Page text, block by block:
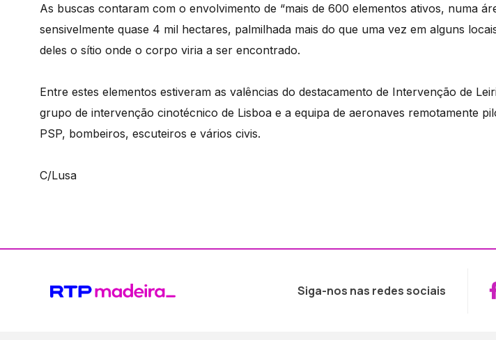
As buscas contaram com o envolvimento de “mais de 600 elementos ativos, numa
sensivelmente quase 4 mil hectares, palmilhada mais do que uma vez em alguns
deles o sítio onde o corpo viria a ser encontrado.
Entre estes elementos estiveram as valências do destacamento de Intervenção de
grupo de intervenção cinotécnico de Lisboa e a equipa de aeronaves remotamente
PSP, bombeiros, escuteiros e vários civis.
C/Lusa
Siga-nos nas redes sociais